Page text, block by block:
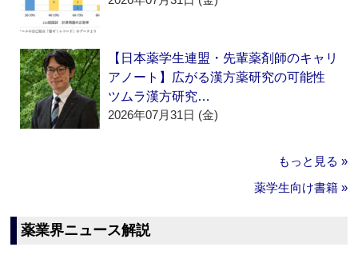
【日本薬学生連盟・先輩薬剤師のキャリ
アノート】広がる漢方薬研究の可能性
ツムラ漢方研究…
2026年07月31日 (金)
もっと見る »
薬学生向け書籍 »
薬業界ニュース解説